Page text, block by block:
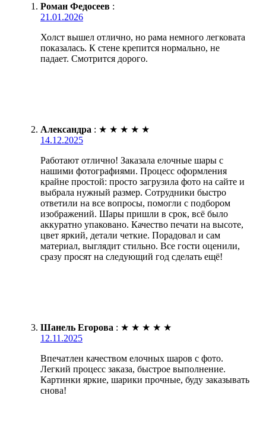
Роман Федосеев :
21.01.2026
Холст вышел отлично, но рама немного легковата
показалась. К стене крепится нормально, не
падает. Смотрится дорого.
Александра : ★ ★ ★ ★ ★
14.12.2025
Работают отлично! Заказала елочные шары с
нашими фотографиями. Процесс оформления
крайне простой: просто загрузила фото на сайте и
выбрала нужный размер. Сотрудники быстро
ответили на все вопросы, помогли с подбором
изображений. Шары пришли в срок, всё было
аккуратно упаковано. Качество печати на высоте,
цвет яркий, детали четкие. Порадовал и сам
материал, выглядит стильно. Все гости оценили,
сразу просят на следующий год сделать ещё!
Шанель Егорова : ★ ★ ★ ★ ★
12.11.2025
Впечатлен качеством елочных шаров с фото.
Легкий процесс заказа, быстрое выполнение.
Картинки яркие, шарики прочные, буду заказывать
снова!